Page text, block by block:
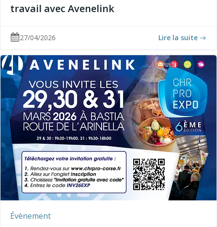
travail avec Avenelink
27/04/2026 Lire la suite
Évènement